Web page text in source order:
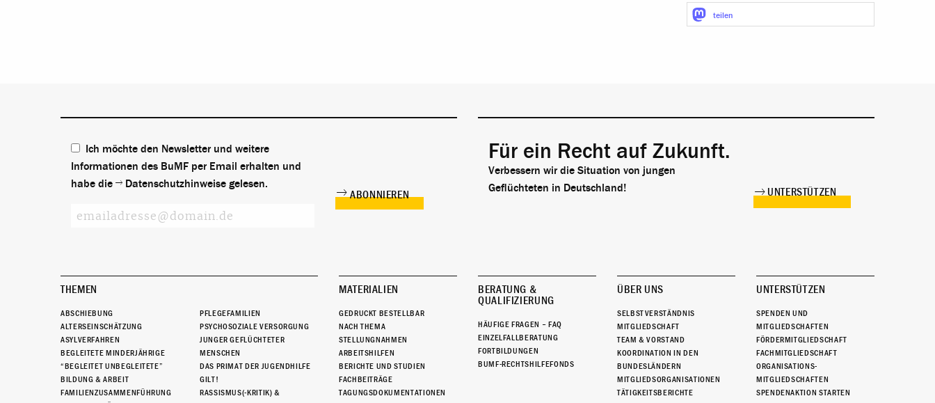
teilen
Ich möchte den Newsletter und weitere
Informationen des BuMF per Email erhalten und
habe die
Datenschutzhinweise gelesen.
Für ein Recht auf Zukunft.
Verbessern wir die Situation von jungen
Geflüchteten in Deutschland!
UNTERSTÜTZEN
THEMEN
ABSCHIEBUNG
ALTERSEINSCHÄTZUNG
ASYLVERFAHREN
BEGLEITETE MINDERJÄHRIGE
“BEGLEITET UNBEGLEITETE”
BILDUNG & ARBEIT
FAMILIENZUSAMMENFÜHRUNG
PFLEGEFAMILIEN
PSYCHOSOZIALE VERSORGUNG
JUNGER GEFLÜCHTETER
MENSCHEN
DAS PRIMAT DER JUGENDHILFE
GILT!
RASSISMUS(-KRITIK) &
MATERIALIEN
GEDRUCKT BESTELLBAR
NACH THEMA
STELLUNGNAHMEN
ARBEITSHILFEN
BERICHTE UND STUDIEN
FACHBEITRÄGE
TAGUNGSDOKUMENTATIONEN
BERATUNG &
QUALIFIZIERUNG
HÄUFIGE FRAGEN – FAQ
EINZELFALLBERATUNG
FORTBILDUNGEN
BUMF-RECHTSHILFEFONDS
ÜBER UNS
SELBSTVERSTÄNDNIS
MITGLIEDSCHAFT
TEAM & VORSTAND
KOORDINATION IN DEN
BUNDESLÄNDERN
MITGLIEDSORGANISATIONEN
TÄTIGKEITSBERICHTE
UNTERSTÜTZEN
SPENDEN UND
MITGLIEDSCHAFTEN
FÖRDERMITGLIEDSCHAFT
FACHMITGLIEDSCHAFT
ORGANISATIONS-
MITGLIEDSCHAFTEN
SPENDENAKTION STARTEN